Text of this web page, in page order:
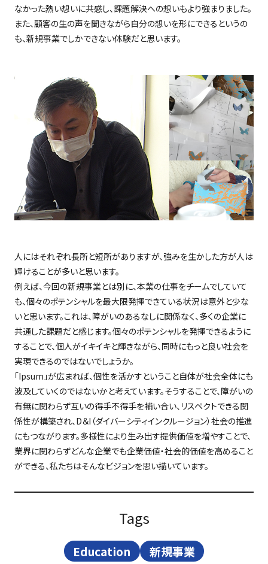
なかった熱い想いに共感し、課題解決への想いもより強まりました。
また、顧客の生の声を聞きながら自分の想いを形にできるというの
も、新規事業でしかできない体験だと思います。
人にはそれぞれ長所と短所がありますが、強みを生かした方が人は
輝けることが多いと思います。
例えば、今回の新規事業とは別に、本業の仕事をチームでしていて
も、個々のポテンシャルを最大限発揮できている状況は意外と少な
いと思います。これは、障がいのあるなしに関係なく、多くの企業に
共通した課題だと感じます。個々のポテンシャルを発揮できるように
することで、個人がイキイキと輝きながら、同時にもっと良い社会を
実現できるのではないでしょうか。
「Ipsum」が広まれば、個性を活かすということ自体が社会全体にも
波及していくのではないかと考えています。そうすることで、障がいの
有無に関わらず互いの得手不得手を補い合い、リスペクトできる関
係性が構築され、D＆I（ダイバーシティインクルージョン）社会の推進
にもつながります。多様性により生み出す提供価値を増やすことで、
業界に関わらずどんな企業でも企業価値・社会的価値を高めること
ができる、私たちはそんなビジョンを思い描いています。
Tags
Education 新規事業